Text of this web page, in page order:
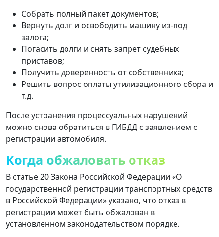
Собрать полный пакет документов;
Вернуть долг и освободить машину из-под
залога;
Погасить долги и снять запрет судебных
приставов;
Получить доверенность от собственника;
Решить вопрос оплаты утилизационного сбора и
т.д.
После устранения процессуальных нарушений
можно снова обратиться в ГИБДД с заявлением о
регистрации автомобиля.
Когда обжаловать отказ
В статье 20 Закона Российской Федерации «О
государственной регистрации транспортных средств
в Российской Федерации» указано, что отказ в
регистрации может быть обжалован в
установленном законодательством порядке.